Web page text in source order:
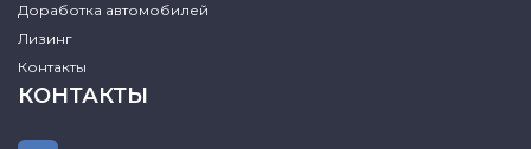
Доработка автомобилей
Лизинг
Контакты
КОНТАКТЫ